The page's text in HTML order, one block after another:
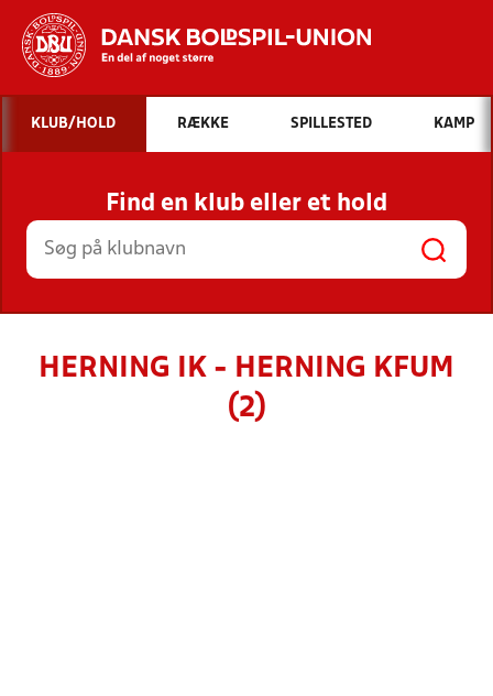
Hvad vil du søge efter?
INDHOLD OG NYHEDER
STILLINGER, RESULTATER, KLUBBER OG
HOLD
KLUB/HOLD RÆKKE SPILLESTED KAMP
Find en klub eller et hold
HERNING IK - HERNING KFUM
(2)